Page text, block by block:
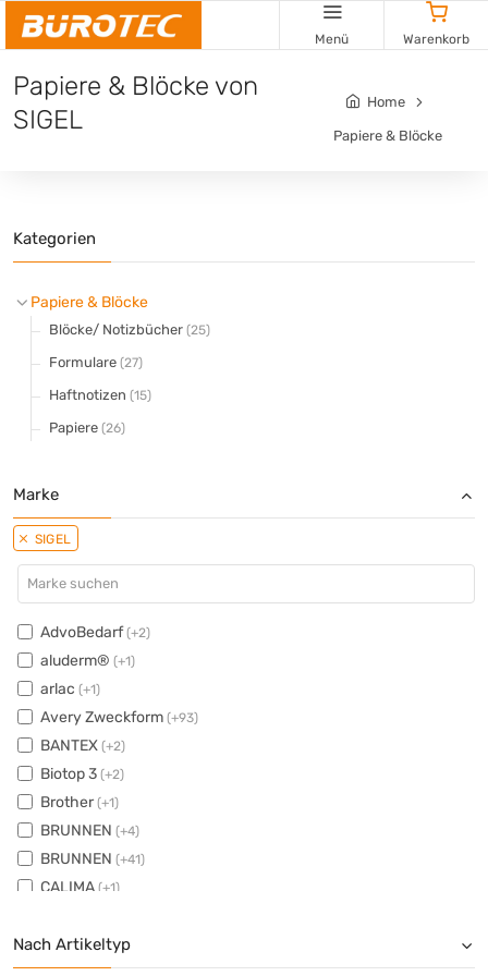
Menü Warenkorb
Papiere & Blöcke von
SIGEL
Home
Papiere & Blöcke
Kategorien
Papiere & Blöcke
Blöcke/ Notizbücher (25)
Formulare (27)
Haftnotizen (15)
Papiere (26)
Marke
SIGEL
AdvoBedarf(+2)
aluderm® (+1)
arlac (+1)
Avery Zweckform (+93)
BANTEX (+2)
Biotop 3 (+2)
Brother(+1)
BRUNNEN (+4)
BRUNNEN (+41)
CALIMA (+1)
Clairefontaine
Color Copy(+17)
Nach Artikeltyp
Cookie-Einstellungen